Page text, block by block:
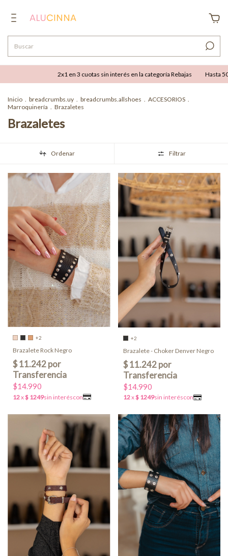
2x1 en 3 cuotas sin interés en la categoría Rebajas Hasta 50% OFF
Inicio . breadcrumbs.uy . breadcrumbs.allshoes . ACCESORIOS .
Marroquinería . Brazaletes
Brazaletes
Ordenar Filtrar
+2
Brazalete Rock Negro
$14.990
+2
Brazalete - Choker Denver Negro
$14.990